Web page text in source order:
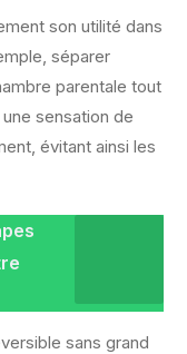
son utilité dans
séparer
parentale tout
sensation de
évitant ainsi les
sans grand